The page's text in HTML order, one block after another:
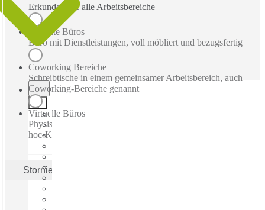
Erkunden Sie alle Arbeitsbereiche
Betreute Büros
Büro mit Dienstleistungen, voll möbliert und bezugsfertig
Coworking Bereiche
Schreibtische in einem gemeinsamer Arbeitsbereich, auch
Coworking-Bereiche genannt
Virtuelle Büros
Physische Geschäftsadresse mit Post-, Empfangs- und Ad-
hoc-Konferenzräume
Stornieren